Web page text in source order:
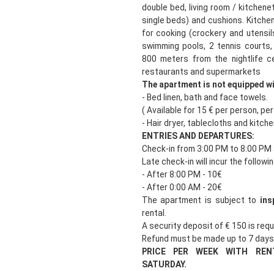
double bed, living room /
single beds) and cushions.
for cooking (crockery and
swimming pools, 2 tennis
800 meters from the nightlife
restaurants and supermarkets
The apartment is not equipped
- Bed linen, bath and face towels.
( Available for 15 € per person,
- Hair dryer, tablecloths and
ENTRIES AND DEPARTURES:
Check-in from 3:00 PM to 8:00
Late check-in will incur the
- After 8:00 PM - 10€
- After 0:00 AM - 20€
The apartment is subject to
rental.
A security deposit of € 150 is
Refund must be made up to 7
PRICE PER WEEK WITH
SATURDAY.